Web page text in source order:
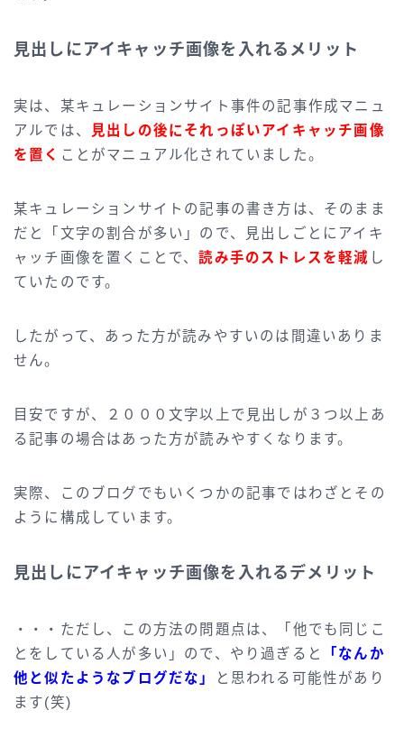
見出しにアイキャッチ画像を入れるメリット
実は、某キュレーションサイト事件の記事作成マニュ
アルでは、
見出しの後にそれっぽいアイキャッチ画像
を置く ことがマニュアル化されていました。
某キュレーションサイトの記事の書き方は、そのまま
だと「文字の割合が多い」ので、見出しごとにアイキ
ャッチ画像を置くことで、読み手のストレスを軽減 し
ていたのです。
したがって、あった方が読みやすいのは間違いありま
せん。
目安ですが、２０００文字以上で見出しが３つ以上あ
る記事の場合はあった方が読みやすくなります。
実際、このブログでもいくつかの記事ではわざとその
ように構成しています。
見出しにアイキャッチ画像を入れるデメリット
・・・ただし、この方法の問題点は、「他でも同じこ
とをしている人が多い」ので、やり過ぎると
「なんか
他と似たようなブログだな」
と思われる可能性があり
ます(笑)